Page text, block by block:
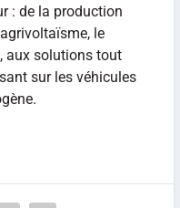
: de la production
le
aux solutions tout
sur les véhicules